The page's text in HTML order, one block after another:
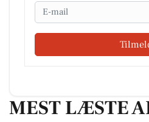
Email
MEST LÆSTE